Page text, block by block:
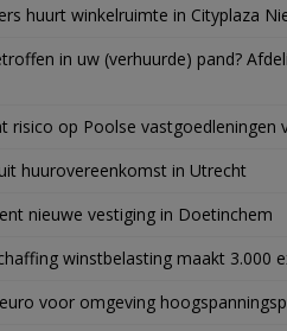
huurt winkelruimte in Cityplaza
in uw (verhuurde) pand?
risico op Poolse vastgoedleningen
huurovereenkomst in Utrecht
nieuwe vestiging in Doetinchem
winstbelasting maakt 3.000
voor omgeving